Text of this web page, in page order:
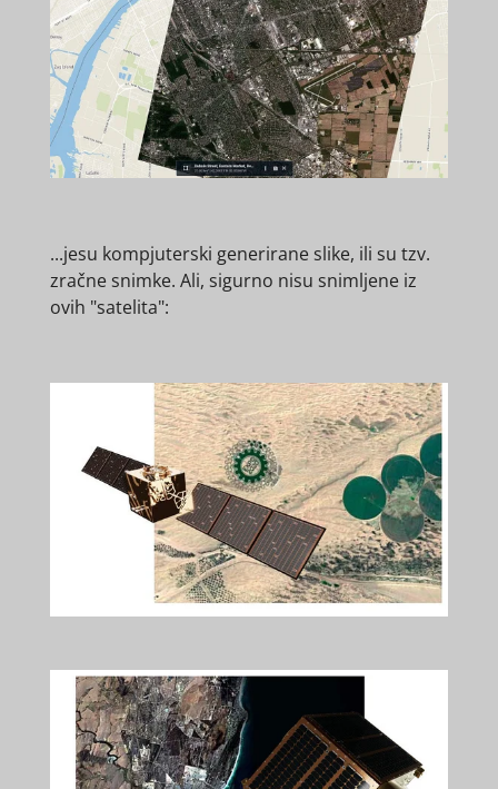
...jesu kompjuterski generirane slike, ili su tzv.
zračne snimke. Ali, sigurno nisu snimljene iz
ovih "satelita":